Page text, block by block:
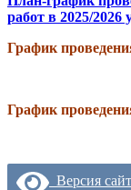
работ в 2025/2026
График
График
Версия